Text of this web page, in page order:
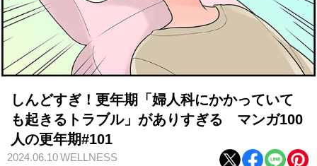
しんどすぎ！更年期「婦人科にかかっていて
も起きるトラブル」がありすぎる マンガ100
人の更年期#101
2024.06.10WELLNESS